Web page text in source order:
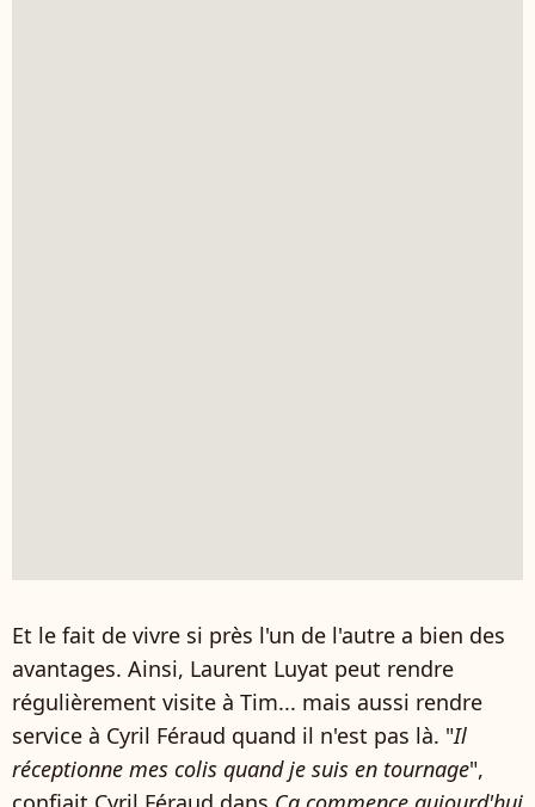
Et le fait de vivre si près l'un de l'autre a bien des
avantages. Ainsi, Laurent Luyat peut rendre
régulièrement visite à Tim... mais aussi rendre
service à Cyril Féraud quand il n'est pas là. "Il
réceptionne mes colis quand je suis en tournage",